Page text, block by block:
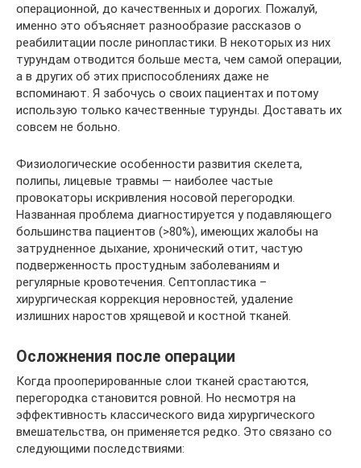
операционной, до качественных и дорогих. Пожалуй,
именно это объясняет разнообразие рассказов о
реабилитации после ринопластики. В некоторых из них
турундам отводится больше места, чем самой операции,
а в других об этих приспособлениях даже не
вспоминают. Я забочусь о своих пациентах и потому
использую только качественные турунды. Доставать их
совсем не больно.
Физиологические особенности развития скелета,
полипы, лицевые травмы — наиболее частые
провокаторы искривления носовой перегородки.
Названная проблема диагностируется у подавляющего
большинства пациентов (>80%), имеющих жалобы на
затрудненное дыхание, хронический отит, частую
подверженность простудным заболеваниям и
регулярные кровотечения. Септопластика –
хирургическая коррекция неровностей, удаление
излишних наростов хрящевой и костной тканей.
Осложнения после операции
Когда прооперированные слои тканей срастаются,
перегородка становится ровной. Но несмотря на
эффективность классического вида хирургического
вмешательства, он применяется редко. Это связано со
следующими последствиями: